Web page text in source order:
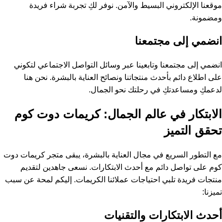
موقعنا الإلكتروني البسيط والآمن. نوفر لكِ تجربة شراء فريدة
ومضمونة.
انضمي إلى مجتمعنا
انضمي إلى مجتمعنا وتابعينا عبر وسائل التواصل الاجتماعي لتكوني
على اطلاع دائم بأحدث منتجاتنا ونصائح العناية بالبشرة. نحن هنا
لدعمكِ ومساعدتكِ في رحلتك نحو الجمال.
الابتكار في عالم الجمال: كريمات دوت كوم
تحقق التميز
مع التطور السريع في مجال العناية بالبشرة، يبقى متجر كريمات دوت
كوم على تواصل دائم مع أحدث الابتكارات. نسعى جاهدين لتقديم
منتجات فريدة تلبي احتياجات عملائنا الكريمات. إليكم لمحة عن سبب
تميزنا:
أحدث الابتكارات والتقنيات